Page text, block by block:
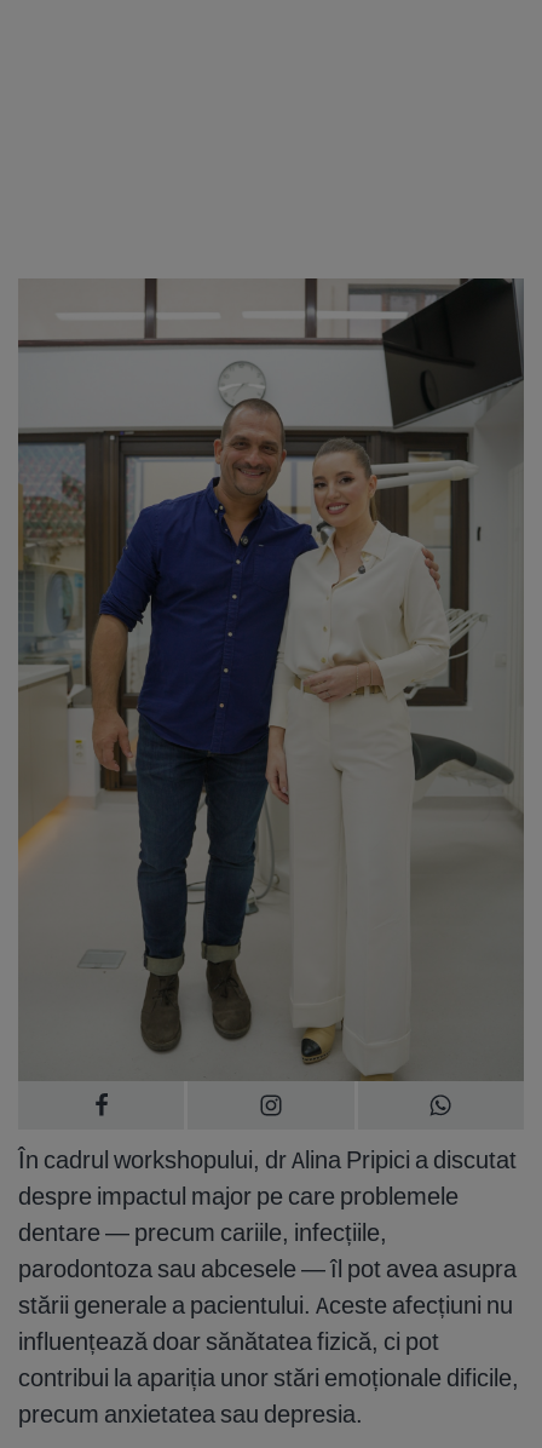
În cadrul workshopului, dr Alina Pripici a discutat
despre impactul major pe care problemele
dentare — precum cariile, infecțiile,
parodontoza sau abcesele — îl pot avea asupra
stării generale a pacientului. Aceste afecțiuni nu
influențează doar sănătatea fizică, ci pot
contribui la apariția unor stări emoționale dificile,
precum anxietatea sau depresia.